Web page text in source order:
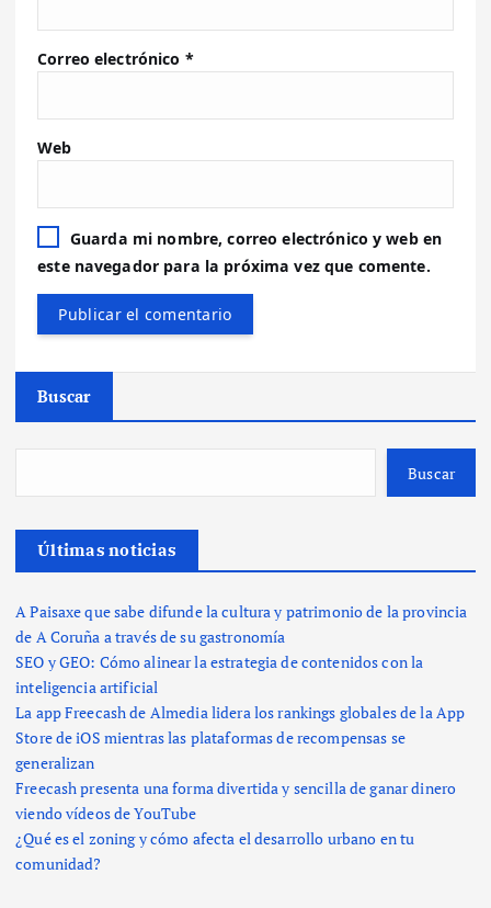
Correo electrónico *
Web
Guarda mi nombre, correo electrónico y web en
este navegador para la próxima vez que comente.
Buscar
Buscar
Últimas noticias
A Paisaxe que sabe difunde la cultura y patrimonio de la provincia
de A Coruña a través de su gastronomía
SEO y GEO: Cómo alinear la estrategia de contenidos con la
inteligencia artificial
La app Freecash de Almedia lidera los rankings globales de la App
Store de iOS mientras las plataformas de recompensas se
generalizan
Freecash presenta una forma divertida y sencilla de ganar dinero
viendo vídeos de YouTube
¿Qué es el zoning y cómo afecta el desarrollo urbano en tu
comunidad?